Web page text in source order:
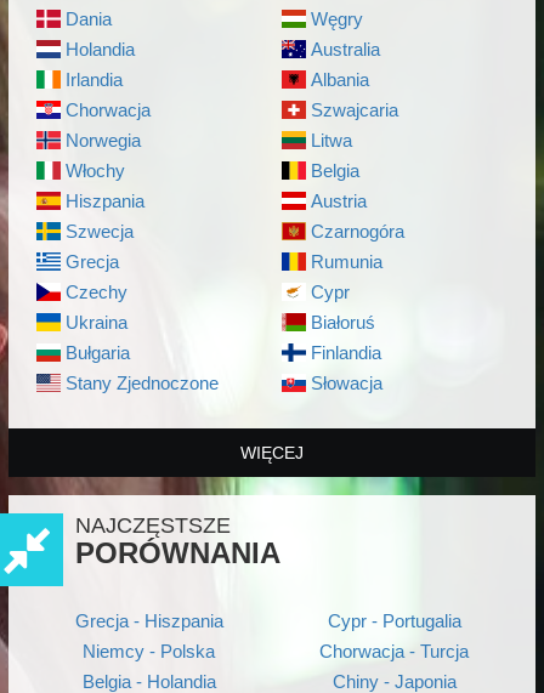
Dania
Holandia
Irlandia
Chorwacja
Norwegia
Włochy
Hiszpania
Szwecja
Grecja
Czechy
Ukraina
Bułgaria
Stany Zjednoczone
Węgry
Australia
Albania
Szwajcaria
Litwa
Belgia
Austria
Czarnogóra
Rumunia
Cypr
Białoruś
Finlandia
Słowacja
WIĘCEJ
NAJCZĘSTSZE
PORÓWNANIA
Grecja - Hiszpania
Niemcy - Polska
Belgia - Holandia
Cypr - Portugalia
Chorwacja - Turcja
Chiny - Japonia